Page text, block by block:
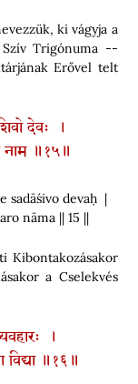
ki vágyja a
Trigónuma --
Erővel telt
देवः ।
नाम ॥१५॥
sadāśivo devaḥ |
nāma || 15 ||
Kibontakozásakor
a Cselekvés
।
विद्या ॥१६॥